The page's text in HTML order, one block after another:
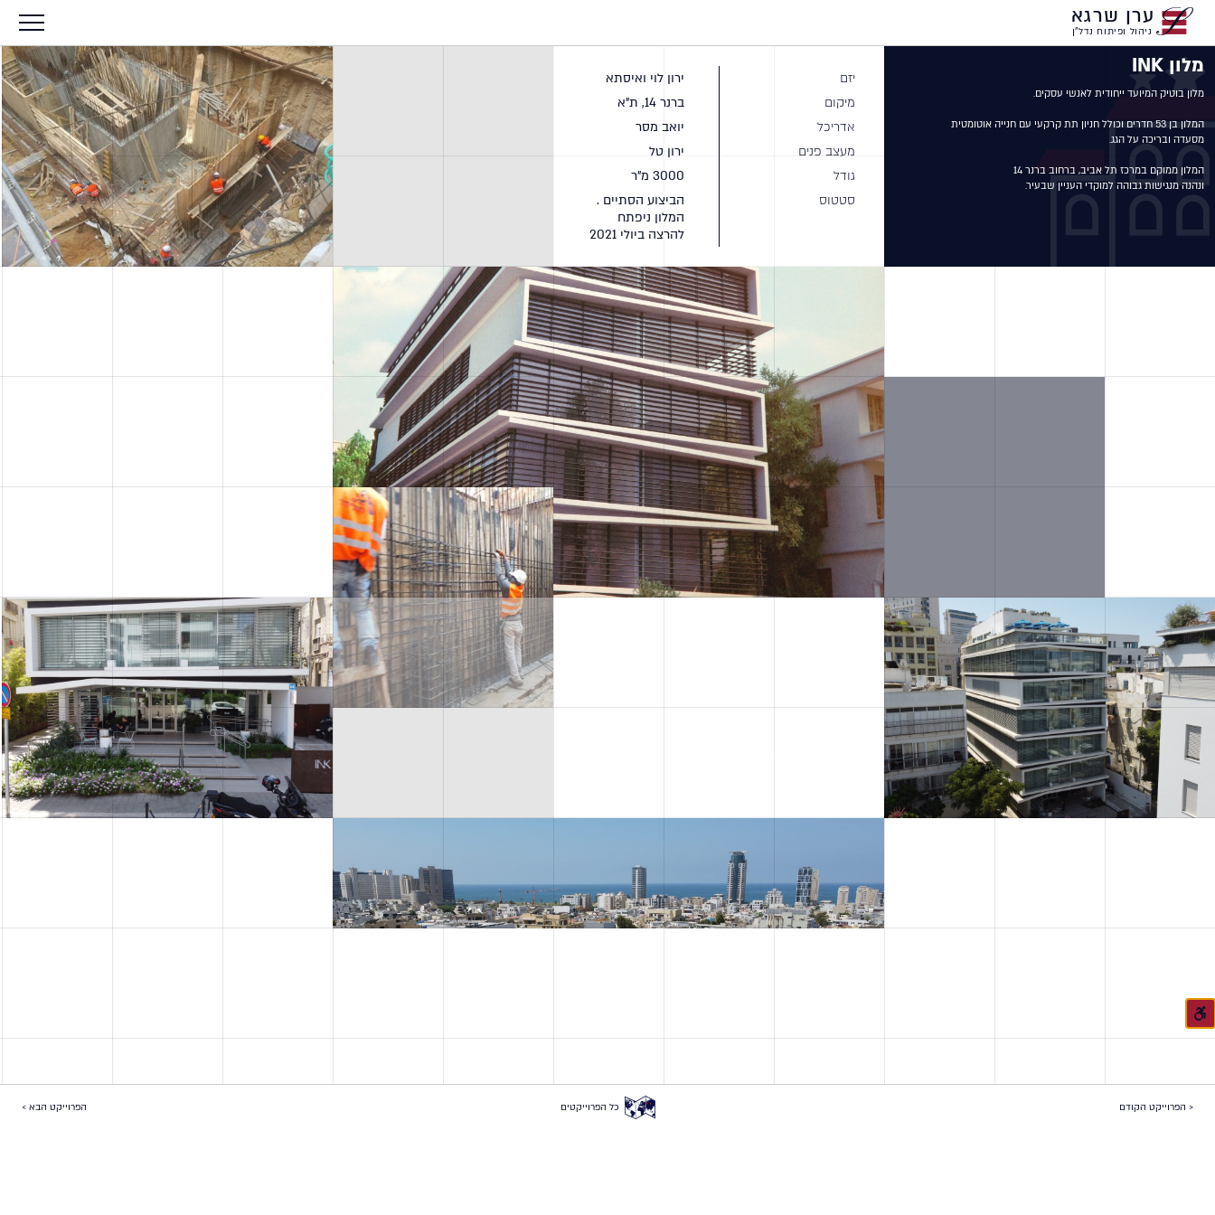
ערן שרגא
ניהול ופיתוח נדל"ן
מלון INK
ונהנה מנגישות גבוהה למוקדי העניין שבעיר.
יזם
ירון לוי ואיסתא
מיקום
ברנר 14, ת"א
אדריכל
יואב מסר
מעצב פנים
ירון טל
גודל
3000 מ"ר
סטטוס
הביצוע הסתיים .
המלון ניפתח
להרצה ביולי 2021
< הפרוייקט הקודם כל הפרוייקטים הפרוייקט הבא >